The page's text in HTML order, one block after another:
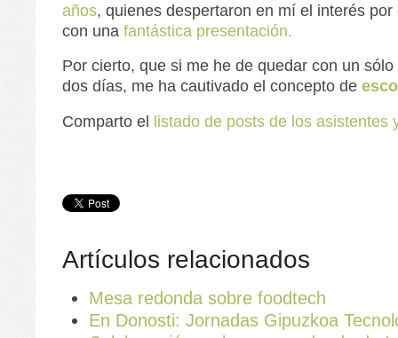
años, quienes despertaron en mí el interés
con una fantástica presentación.
Por cierto, que si me he de quedar con un
dos días, me ha cautivado el concepto de
Comparto el
listado de posts de los asistentes
Artículos relacionados
Mesa redonda sobre foodtech
En Donosti: Jornadas Gipuzkoa